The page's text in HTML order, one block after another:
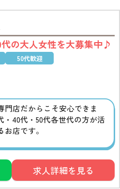
の大人女性を大募集中♪
50代歓迎
門店だからこそ安心できま
・40代・50代各世代の方が活
お店です。
求人詳細を見る